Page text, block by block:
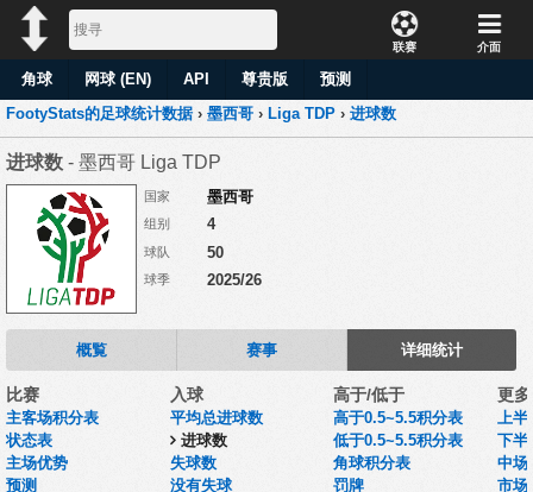
联赛 介面
角球 网球 (EN) API 尊贵版
预测
FootyStats的足球统计数据 › 墨西哥 › Liga TDP › 进球数
进球数 - 墨西哥 Liga TDP
国家 墨西哥
组别 4
球队 50
球季 2025/26
概覧 赛事 详细统计
比赛
主客场积分表
状态表
主场优势
预测
入球
平均总进球数
进球数
失球数
没有失球
高于/低于
高于0.5~5.5积分表
低于0.5~5.5积分表
角球积分表
罚牌
更多
上
下半
中场
市场